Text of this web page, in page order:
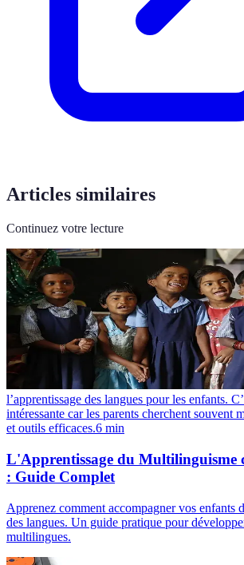
Articles similaires
Continuez votre lecture
l’apprentissage des langues pour les enfants.
intéressante car les parents cherchent souvent
et outils efficaces.6 min
L'Apprentissage du Multilinguisme
: Guide Complet
Apprenez comment accompagner vos enfants
des langues. Un guide pratique pour
multilingues.